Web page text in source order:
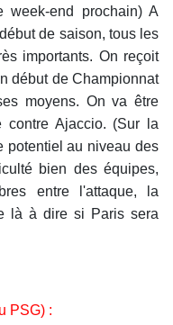
week-end prochain) A
de saison, tous les
importants. On reçoit
début de Championnat
moyens. On va être
contre Ajaccio. (Sur la
potentiel au niveau des
bien des équipes,
entre l'attaque, la
là à dire si Paris sera
PSG) :